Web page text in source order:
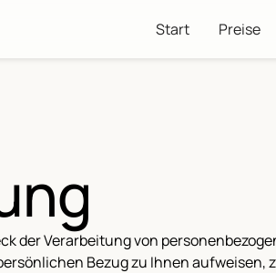
Start Preise
der Verarbeitung von
Bezug zu Ihnen aufweisen,